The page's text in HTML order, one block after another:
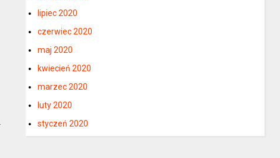
lipiec 2020
czerwiec 2020
maj 2020
kwiecień 2020
marzec 2020
luty 2020
styczeń 2020